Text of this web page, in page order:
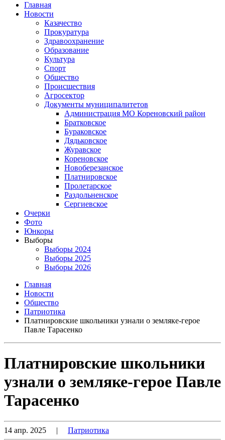
Главная
Новости
Казачество
Прокуратура
Здравоохранение
Образование
Культура
Спорт
Общество
Происшествия
Агросектор
Документы муниципалитетов
Администрация МО Кореновский район
Братковское
Бураковское
Дядьковское
Журавское
Кореновское
Новоберезанское
Платнировское
Пролетарское
Раздольненское
Сергиевское
Очерки
Фото
Юнкоры
Выборы
Выборы 2024
Выборы 2025
Выборы 2026
Главная
Новости
Общество
Патриотика
Платнировские школьники узнали о земляке-герое
Павле Тарасенко
Платнировские школьники
узнали о земляке-герое Павле
Тарасенко
14 апр. 2025 | Патриотика